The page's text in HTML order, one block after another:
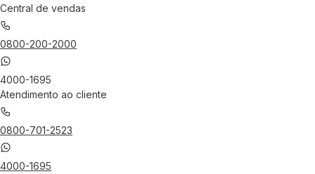
Central de vendas
0800-200-2000
4000-1695
Atendimento ao cliente
0800-701-2523
4000-1695